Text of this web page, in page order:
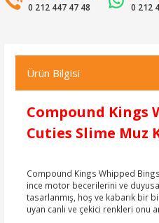
0 212 447 47 48 0 212
Ürün Bilgisi
Compound Kings
Cuties Slime Muz
Compound Kings Whipped
ince motor becerilerini ve
tasarlanmış, hoş ve kabarık bir
uyan canlı ve çekici renkleri onu